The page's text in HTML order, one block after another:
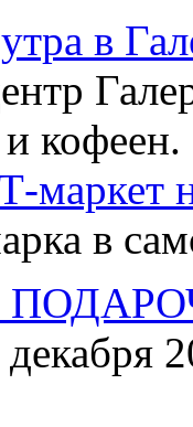
в
кофеен.
маркет
в